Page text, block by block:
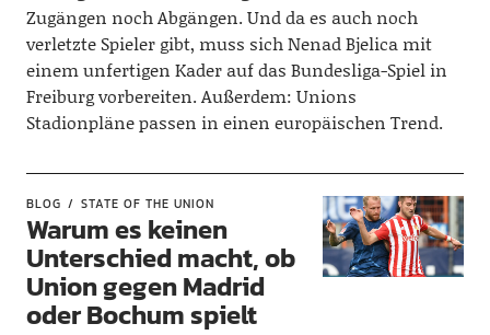
Zugängen noch Abgängen. Und da es auch noch
verletzte Spieler gibt, muss sich Nenad Bjelica mit
einem unfertigen Kader auf das Bundesliga-Spiel in
Freiburg vorbereiten. Außerdem: Unions
Stadionpläne passen in einen europäischen Trend.
BLOG STATE OF THE UNION
Warum es keinen
Unterschied macht, ob
Union gegen Madrid
oder Bochum spielt